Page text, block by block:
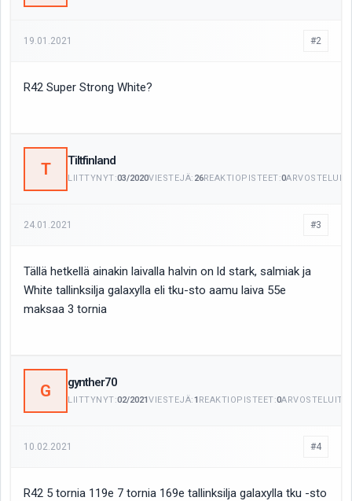
19.01.2021 #2
R42 Super Strong White?
T Tiltfinland
LIITTYNYT:03/2020VIESTEJÄ: 26REAKTIOPISTEET:0
24.01.2021 #3
Tällä hetkellä ainakin laivalla halvin on ld stark, salmiak ja
White tallinksilja galaxylla eli tku-sto aamu laiva 55e
maksaa 3 tornia
G gynther70
LIITTYNYT:02/2021VIESTEJÄ:1 REAKTIOPISTEET:0ARVOSTELUITA:
10.02.2021 #4
R42 5 tornia 119e 7 tornia 169e tallinksilja galaxylla tku -sto